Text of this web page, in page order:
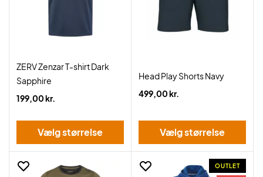
ZERV Zenzar T-shirt Dark
Sapphire
199,00 kr.
Vælg størrelse
Head Play Shorts Navy
499,00 kr.
Vælg størrelse
OUTLET